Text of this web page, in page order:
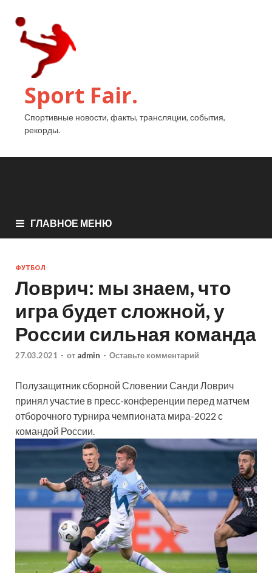
Sport Fair.
Спортивные новости, факты, трансляции, события,
рекорды.
ГЛАВНОЕ МЕНЮ
ФУТБОЛ
Ловрич: мы знаем, что
игра будет сложной, у
России сильная команда
27.03.2021 - от admin - Оставьте комментарий
Полузащитник сборной Словении Санди Ловрич
принял участие в пресс-конференции перед матчем
отборочного турнира чемпионата мира-2022 с
командой России.